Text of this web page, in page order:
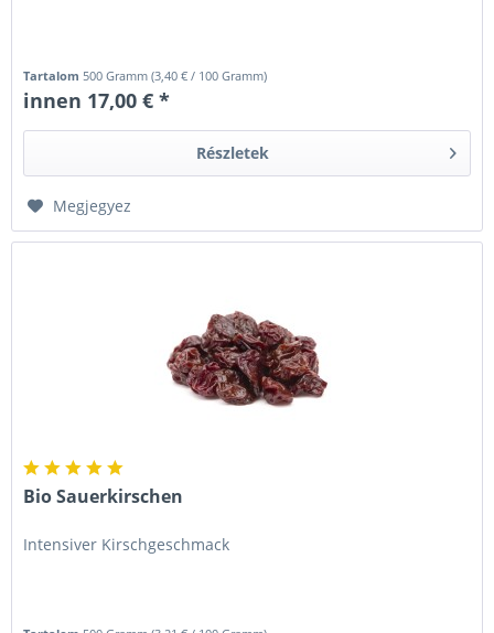
Tartalom 500 Gramm(3,40 € / 100 Gramm)
innen 17,00 € *
Részletek
Megjegyez
Bio Sauerkirschen
Intensiver Kirschgeschmack